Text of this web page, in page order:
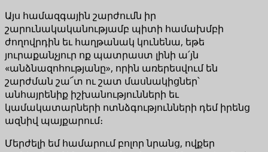
Այս համազգային շարժումն իր
շարունակականությամբ պիտի համախմբի
ժողովրդին եւ հաղթանակ կունենա, եթե
յուրաքանչյուր ոք պատրաստ լինի ա՛յն
«անձնազոհությանը», որին առերեսվում են
շարժման շա՜տ ու շատ մասնակիցներ՝
անհայրենիք իշխանությունների եւ
կամակատարների ոտնձգությունների դեմ իրենց
ազնիվ պայքարում։
Մերժելի եմ համարում բոլոր նրանց, ովքեր